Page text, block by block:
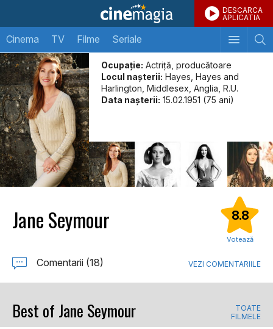
DESCARCA
APLICATIA
Cinema TV Filme Seriale
Ocupație: Actriță, producătoare
Locul naşterii: Hayes, Hayes and
Harlington, Middlesex, Anglia, R.U.
Data naşterii: 15.02.1951 (75 ani)
Jane Seymour 8.8
Votează
Comentarii (18) VEZI COMENTARIILE
Best of Jane Seymour
TOATE
FILMELE